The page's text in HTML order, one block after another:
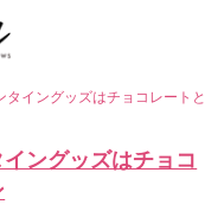
タイングッズはチョコレートと
ングッズはチョコ